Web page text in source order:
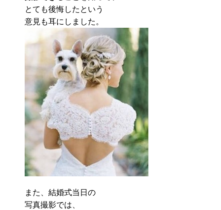
とても後悔したという
意見も耳にしました。
また、結婚式当日の
写真撮影では、